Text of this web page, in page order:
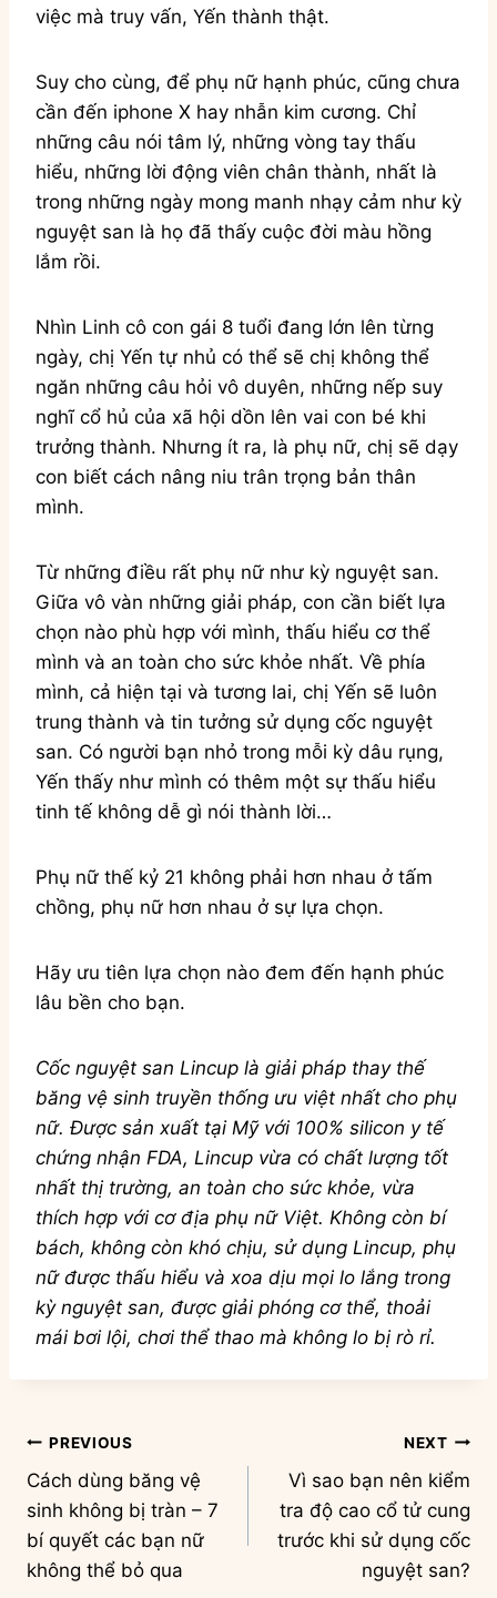
việc mà truy vấn, Yến thành thật.
Suy cho cùng, để phụ nữ hạnh phúc, cũng chưa
cần đến iphone X hay nhẫn kim cương. Chỉ
những câu nói tâm lý, những vòng tay thấu
hiểu, những lời động viên chân thành, nhất là
trong những ngày mong manh nhạy cảm như kỳ
nguyệt san là họ đã thấy cuộc đời màu hồng
lắm rồi.
Nhìn Linh cô con gái 8 tuổi đang lớn lên từng
ngày, chị Yến tự nhủ có thể sẽ chị không thể
ngăn những câu hỏi vô duyên, những nếp suy
nghĩ cổ hủ của xã hội dồn lên vai con bé khi
trưởng thành. Nhưng ít ra, là phụ nữ, chị sẽ dạy
con biết cách nâng niu trân trọng bản thân
mình.
Từ những điều rất phụ nữ như kỳ nguyệt san.
Giữa vô vàn những giải pháp, con cần biết lựa
chọn nào phù hợp với mình, thấu hiểu cơ thể
mình và an toàn cho sức khỏe nhất. Về phía
mình, cả hiện tại và tương lai, chị Yến sẽ luôn
trung thành và tin tưởng sử dụng cốc nguyệt
san. Có người bạn nhỏ trong mỗi kỳ dâu rụng,
Yến thấy như mình có thêm một sự thấu hiểu
tinh tế không dễ gì nói thành lời…
Phụ nữ thế kỷ 21 không phải hơn nhau ở tấm
chồng, phụ nữ hơn nhau ở sự lựa chọn.
Hãy ưu tiên lựa chọn nào đem đến hạnh phúc
lâu bền cho bạn.
Cốc nguyệt san Lincup là giải pháp thay thế
băng vệ sinh truyền thống ưu việt nhất cho phụ
nữ. Được sản xuất tại Mỹ với 100% silicon y tế
chứng nhận FDA, Lincup vừa có chất lượng tốt
nhất thị trường, an toàn cho sức khỏe, vừa
thích hợp với cơ địa phụ nữ Việt. Không còn bí
bách, không còn khó chịu, sử dụng Lincup, phụ
nữ được thấu hiểu và xoa dịu mọi lo lắng trong
kỳ nguyệt san, được giải phóng cơ thể, thoải
mái bơi lội, chơi thể thao mà không lo bị rò rỉ.
Điều
hướng
bài
viết
PREVIOUS
Cách dùng băng vệ
sinh không bị tràn – 7
bí quyết các bạn nữ
không thể bỏ qua
NEXT
Vì sao bạn nên kiểm
tra độ cao cổ tử cung
trước khi sử dụng cốc
nguyệt san?